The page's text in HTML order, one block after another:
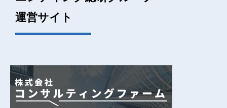
運営サイト